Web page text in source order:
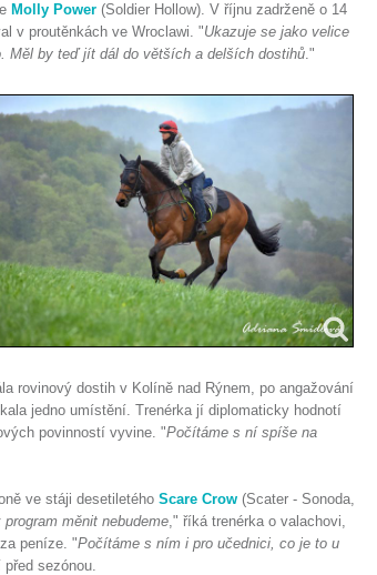
Molly Power (Soldier Hollow). V říjnu zadrženě o 14
v proutěnkách ve Wroclawi. "Ukazuje se jako velice
Měl by teď jít dál do větších a delších dostihů."
rovinový dostih v Kolíně nad Rýnem, po angažování
jedno umístění. Trenérka jí diplomaticky hodnotí
povinností vyvine. "Počítáme s ní spíše na
ve stáji desetiletého Scare Crow (Scater - Sonoda,
měnit nebudeme," říká trenérka o valachovi,
peníze. "Počítáme s ním i pro učednici, co je to u
sezónou.